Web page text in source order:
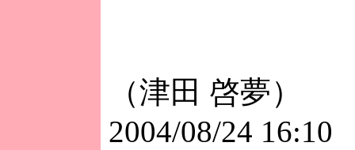
（津田 啓夢）
2004/08/24 16:10